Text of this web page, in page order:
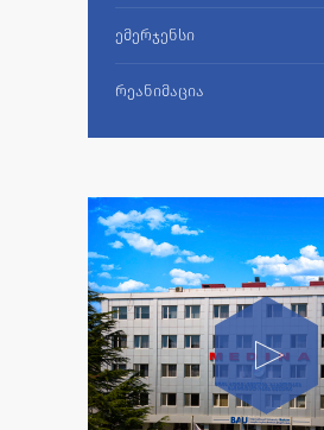
ემერჯენსი
რეანიმაცია